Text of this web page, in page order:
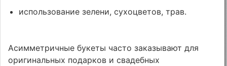
использование зелени, сухоцветов, трав.
Асимметричные букеты часто заказывают для
оригинальных подарков и свадебных